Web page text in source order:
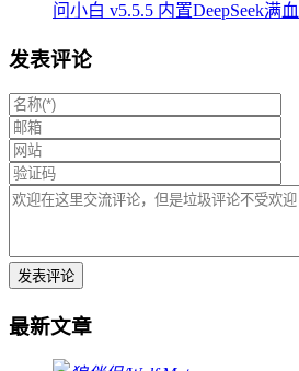
问小白 v5.5.5 内置DeepSeek满血
发表评论
最新文章